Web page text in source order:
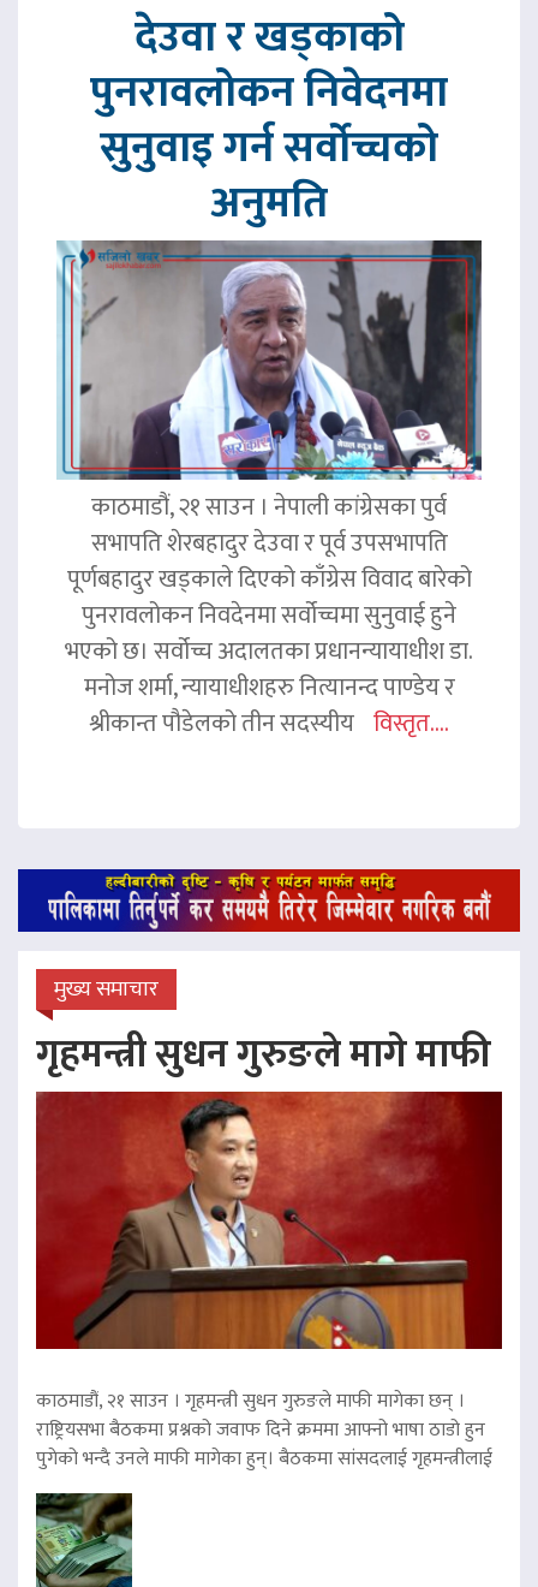
देउवा र खड्काको
पुनरावलोकन निवेदनमा
सुनुवाइ गर्न सर्वोच्चको
अनुमति
काठमाडौं, २१ साउन । नेपाली कांग्रेसका पुर्व
सभापति शेरबहादुर देउवा र पूर्व उपसभापति
पूर्णबहादुर खड्काले दिएको काँग्रेस विवाद बारेको
पुनरावलोकन निवदेनमा सर्वोच्चमा सुनुवाई हुने
भएको छ। सर्वोच्च अदालतका प्रधानन्यायाधीश डा.
मनोज शर्मा, न्यायाधीशहरु नित्यानन्द पाण्डेय र
श्रीकान्त पौडेलको तीन सदस्यीय विस्तृत....
मुख्य समाचार
गृहमन्त्री सुधन गुरुङले मागे माफी
काठमाडौं, २१ साउन । गृहमन्त्री सुधन गुरुङले माफी मागेका छन् ।
राष्ट्रियसभा बैठकमा प्रश्नको जवाफ दिने क्रममा आफ्नो भाषा ठाडो हुन
पुगेको भन्दै उनले माफी मागेका हुन्। बैठकमा सांसदलाई गृहमन्त्रीलाई